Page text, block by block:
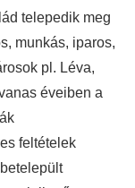
telepedik meg
munkás, iparos,
pl. Léva,
éveiben a
feltételek